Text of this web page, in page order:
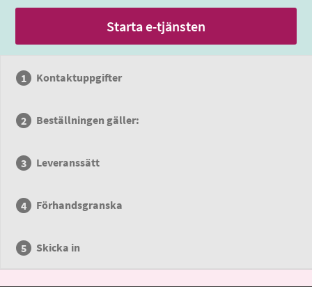
Starta e-tjänsten
Kontaktuppgifter
Beställningen gäller:
Leveranssätt
Förhandsgranska
Skicka in